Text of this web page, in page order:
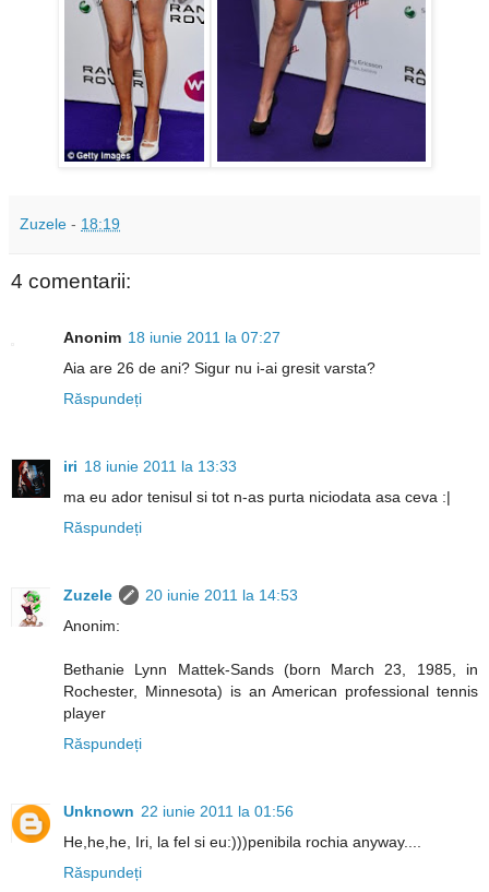
Zuzele - 18:19
4 comentarii:
Anonim 18 iunie 2011 la 07:27
Aia are 26 de ani? Sigur nu i-ai gresit varsta?
Răspundeți
iri 18 iunie 2011 la 13:33
ma eu ador tenisul si tot n-as purta niciodata asa ceva :|
Răspundeți
Zuzele
20 iunie 2011 la 14:53
Anonim:
Bethanie Lynn Mattek-Sands (born March 23, 1985, in
Rochester, Minnesota) is an American professional tennis
player
Răspundeți
Unknown 22 iunie 2011 la 01:56
He,he,he, Iri, la fel si eu:)))penibila rochia anyway....
Răspundeți